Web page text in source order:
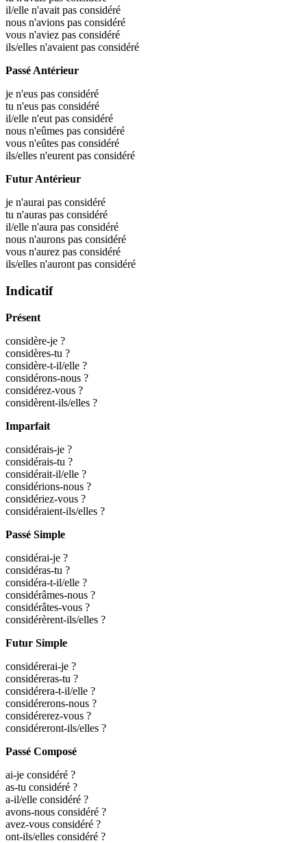
il/elle n'avait pas considéré
nous n'avions pas considéré
vous n'aviez pas considéré
ils/elles n'avaient pas considéré
Passé Antérieur
je n'eus pas considéré
tu n'eus pas considéré
il/elle n'eut pas considéré
nous n'eûmes pas considéré
vous n'eûtes pas considéré
ils/elles n'eurent pas considéré
Futur Antérieur
je n'aurai pas considéré
tu n'auras pas considéré
il/elle n'aura pas considéré
nous n'aurons pas considéré
vous n'aurez pas considéré
ils/elles n'auront pas considéré
Indicatif
Présent
considère-je ?
considères-tu ?
considère-t-il/elle ?
considérons-nous ?
considérez-vous ?
considèrent-ils/elles ?
Imparfait
considérais-je ?
considérais-tu ?
considérait-il/elle ?
considérions-nous ?
considériez-vous ?
considéraient-ils/elles ?
Passé Simple
considérai-je ?
considéras-tu ?
considéra-t-il/elle ?
considérâmes-nous ?
considérâtes-vous ?
considérèrent-ils/elles ?
Futur Simple
considérerai-je ?
considéreras-tu ?
considérera-t-il/elle ?
considérerons-nous ?
considérerez-vous ?
considéreront-ils/elles ?
Passé Composé
ai-je considéré ?
as-tu considéré ?
a-il/elle considéré ?
avons-nous considéré ?
avez-vous considéré ?
ont-ils/elles considéré ?